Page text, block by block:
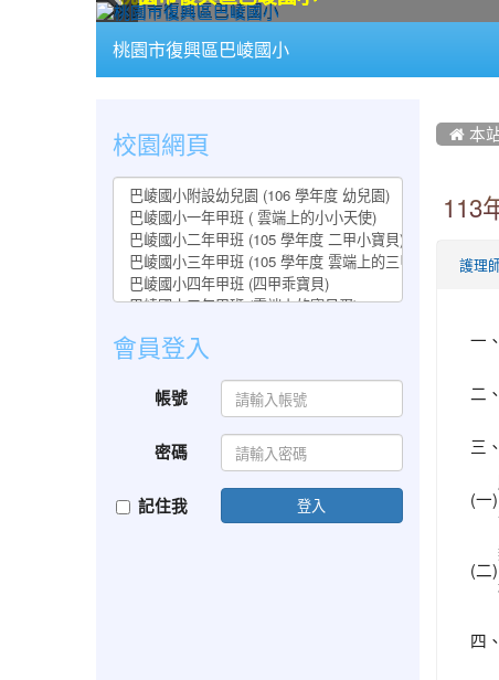
桃園市復興區巴崚國小
 本
113
護理
一、
二、
三、
(一)
(二)
四、
校園網頁
會員登入
帳號
密碼
記住我 登入